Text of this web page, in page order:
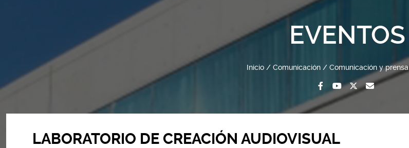
EVENTOS
Inicio Comunicación Comunicación y prensa
LABORATORIO DE CREACIÓN AUDIOVISUAL